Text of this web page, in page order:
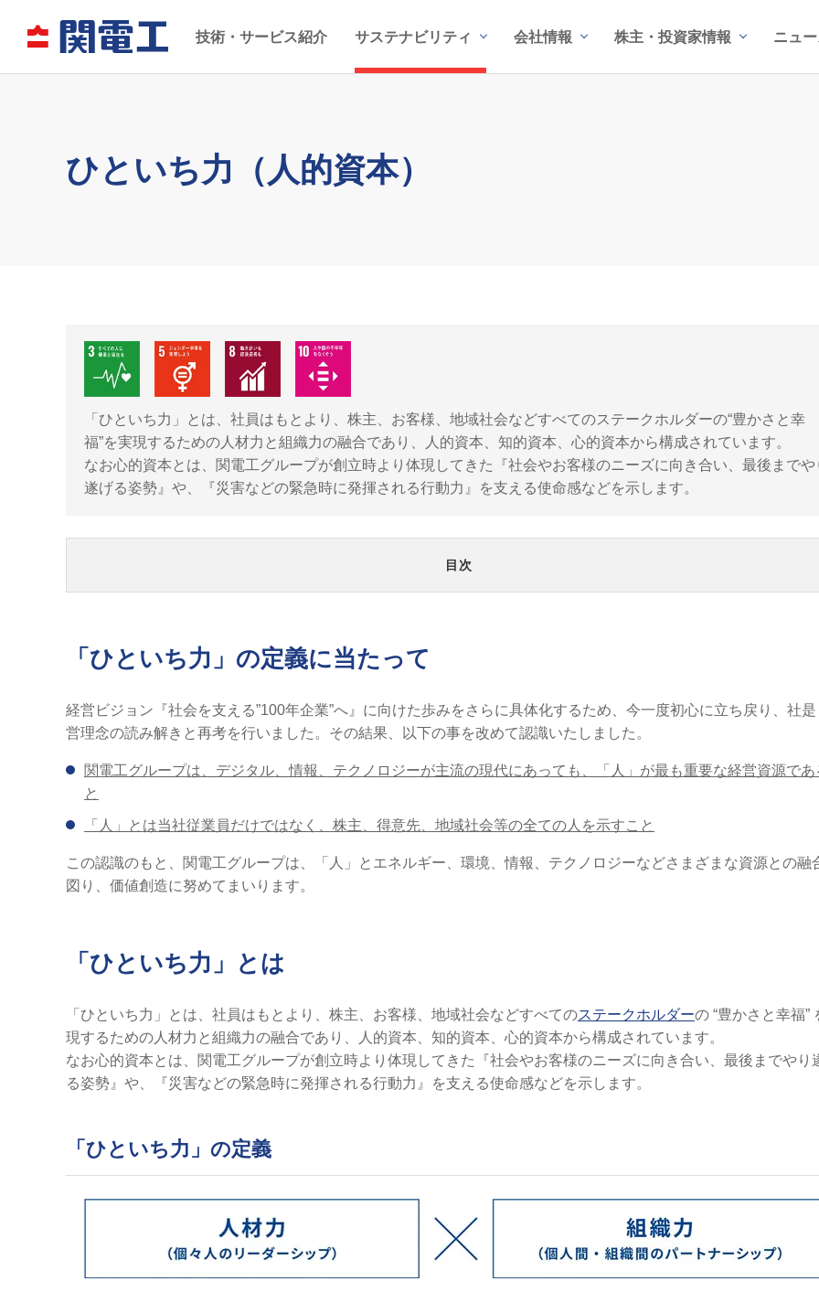
技術・サービス紹介 サステナビリティ 会社情報 株主・投資家情報 ニュ
ひといち力（人的資本）
「ひといち力」とは、社員はもとより、株主、お客様、地域社会などすべてのステークホルダーの“豊かさと幸
福”を実現するための人材力と組織力の融合であり、人的資本、知的資本、心的資本から構成されています。
なお心的資本とは、関電工グループが創立時より体現してきた『社会やお客様のニーズに向き合い、最後までや
遂げる姿勢』や、『災害などの緊急時に発揮される行動力』を支える使命感などを示します。
目次
「ひといち力」の定義に当たって
経営ビジョン『社会を支える”100年企業”へ』に向けた歩みをさらに具体化するため、今一度初心に立ち戻り、社
営理念の読み解きと再考を行いました。その結果、以下の事を改めて認識いたしました。
関電工グループは、デジタル、情報、テクノロジーが主流の現代にあっても、「人」が最も重要な経営資源であ
と
「人」とは当社従業員だけではなく、株主、得意先、地域社会等の全ての人を示すこと
この認識のもと、関電工グループは、「人」とエネルギー、環境、情報、テクノロジーなどさまざまな資源との融
図り、価値創造に努めてまいります。
「ひといち力」とは
「ひといち力」とは、社員はもとより、株主、お客様、地域社会などすべてのステークホルダーの “豊かさと幸福”
現するための人材力と組織力の融合であり、人的資本、知的資本、心的資本から構成されています。
なお心的資本とは、関電工グループが創立時より体現してきた『社会やお客様のニーズに向き合い、最後までやり
る姿勢』や、『災害などの緊急時に発揮される行動力』を支える使命感などを示します。
「ひといち力」の定義